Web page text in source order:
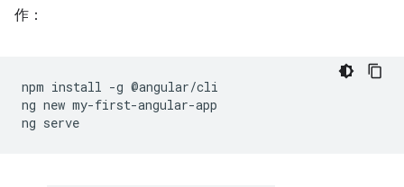
作：
npm install -g @angular/cli
ng new my-first-angular-app
ng